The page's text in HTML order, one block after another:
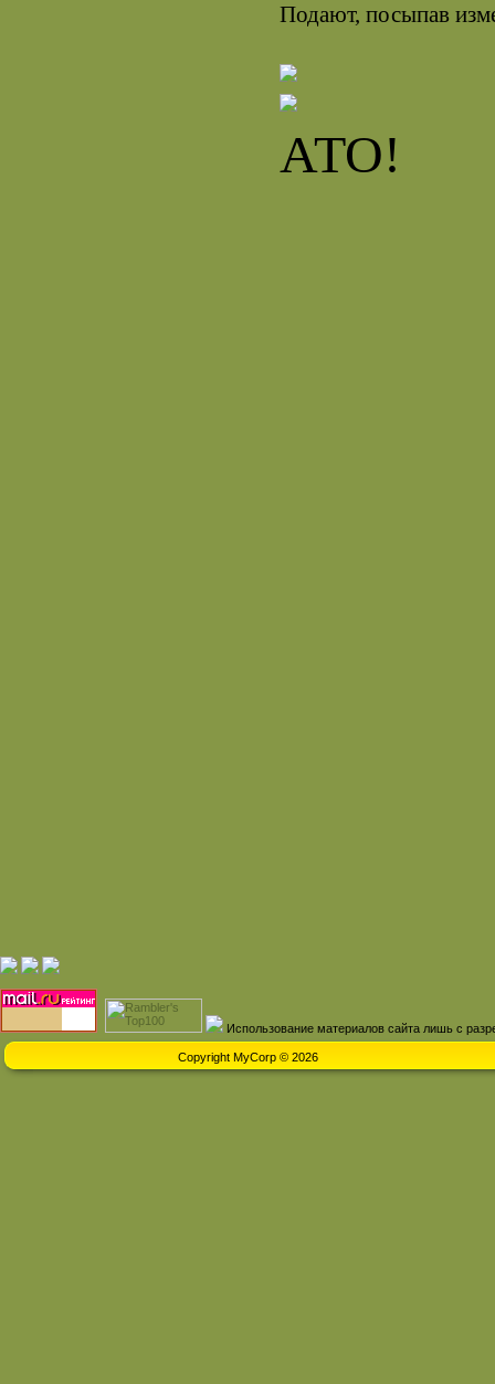
Подают, посыпав
АТО!
Использование материалов сайта лишь с
Copyright MyCorp © 2026